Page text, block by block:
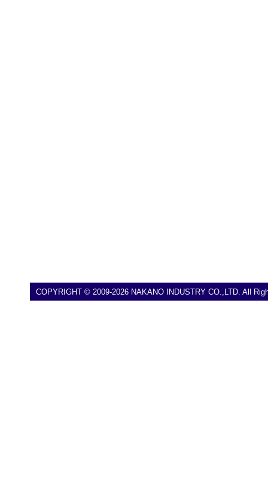
COPYRIGHT © 2009-2026 NAKANO INDUSTRY CO.,LTD. All